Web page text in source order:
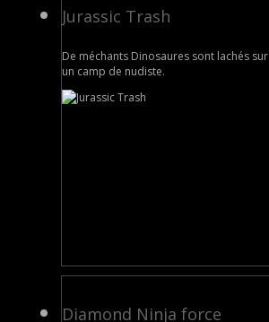
Jurassic Trash
De méchants Dinosaures sont lachés sur
un camp de nudiste.
Diamond Ninja force